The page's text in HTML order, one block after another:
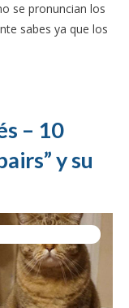
se pronuncian los
sabes ya que los
– 10
y su